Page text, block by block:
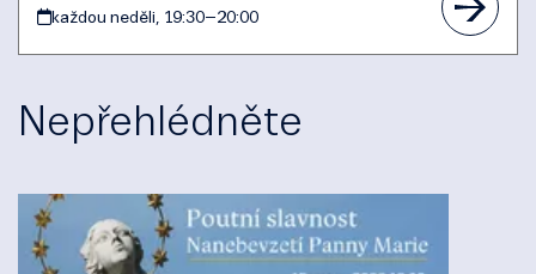
každou neděli, 19:30–20:00
Nepřehlédněte